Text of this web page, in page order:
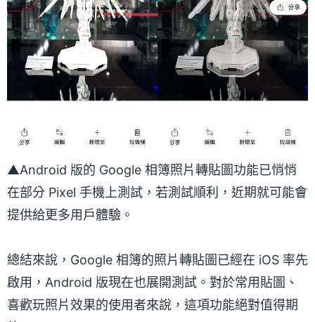
▲Android 版的 Google 相簿照片轉貼圖功能已悄悄
在部分 Pixel 手機上測試，若測試順利，近期就可能會
提供給更多用戶體驗。
總結來說，Google 相簿的照片轉貼圖已經在 iOS 率先
啟用，Android 版現在也展開測試。對於常用貼圖、
喜歡玩照片效果的使用者來說，這項功能絕對值得期